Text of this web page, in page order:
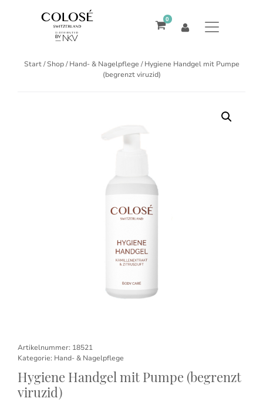
0
Start/Shop/Hand- & Nagelpflege / Hygiene Handgel mit Pumpe
(begrenzt viruzid)
Artikelnummer: 18521
Kategorie: Hand- & Nagelpflege
Hygiene Handgel mit Pumpe (begrenzt
viruzid)